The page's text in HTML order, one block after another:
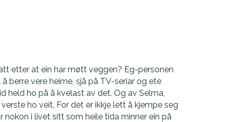
etter at ein har møtt veggen? Eg-personen
berre vere heime, sjå på TV-seriar og ete
held ho på å kvelast av det. Og av Selma,
ho veit. For det er ikkje lett å kjempe seg
nokon i livet sitt som heile tida minner ein på